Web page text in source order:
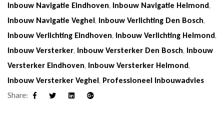
Inbouw Navigatie Eindhoven, Inbouw Navigatie Helmond,
Inbouw Navigatie Veghel, Inbouw Verlichting Den Bosch,
Inbouw Verlichting Eindhoven, Inbouw Verlichting Helmond,
Inbouw Versterker, Inbouw Versterker Den Bosch, Inbouw
Versterker Eindhoven, Inbouw Versterker Helmond,
Inbouw Versterker Veghel, Professioneel Inbouwadvies
Share: